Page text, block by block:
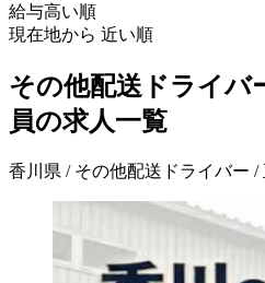
給与高い順
現在地から 近い順
その他配送ドライバ
員の求人一覧
香川県 / その他配送ドライバー /